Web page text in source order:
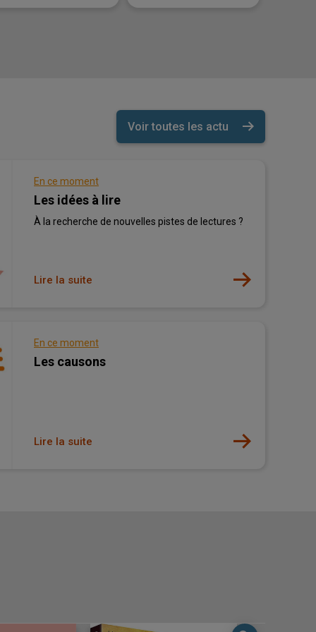
Voir toutes les actu
Les idées à lire
À la recherche de nouvelles pistes de lectures ?
En ce moment
Lire la suite
Les causons
En ce moment
Lire la suite